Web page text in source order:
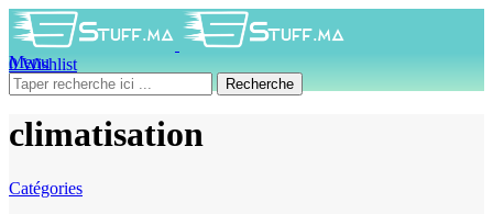
0Wishlist
0produit 0DH
Menu
Recherche
climatisation
Catégories